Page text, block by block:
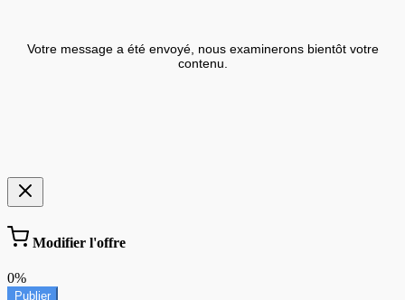
Votre message a été envoyé, nous examinerons bientôt votre
contenu.
Modifier l'offre
0%
Publier